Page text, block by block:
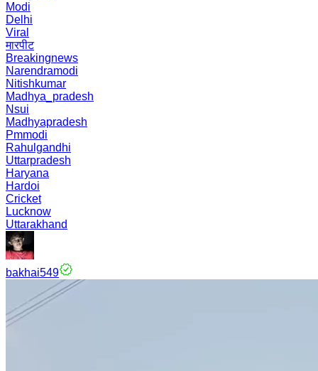
Modi
Delhi
Viral
मारपीट
Breakingnews
Narendramodi
Nitishkumar
Madhya_pradesh
Nsui
Madhyapradesh
Pmmodi
Rahulgandhi
Uttarpradesh
Haryana
Hardoi
Cricket
Lucknow
Uttarakhand
bakhai549